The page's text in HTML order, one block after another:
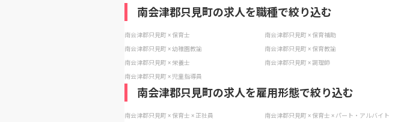
南会津郡只見町の求人を職種で絞り込む
南会津郡只見町 × 保育士 南会津郡只見町 × 保育補助
南会津郡只見町 × 幼稚園教諭 南会津郡只見町 × 保育教諭
南会津郡只見町 × 栄養士 南会津郡只見町 × 調理師
南会津郡只見町 × 児童指導員
南会津郡只見町の求人を雇用形態で絞り込む
南会津郡只見町 × 保育士 × 正社員 南会津郡只見町 × 保育士 × パート・アルバイト